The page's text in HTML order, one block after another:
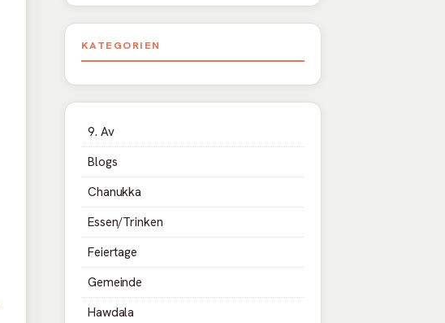
KATEGORIEN
9. Av
Blogs
Chanukka
Essen/Trinken
Feiertage
Gemeinde
Hawdala